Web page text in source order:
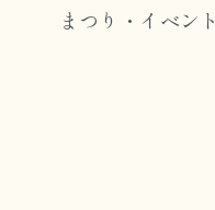
まつり・イベント